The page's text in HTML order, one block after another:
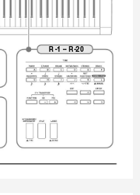
R-1 - R-20